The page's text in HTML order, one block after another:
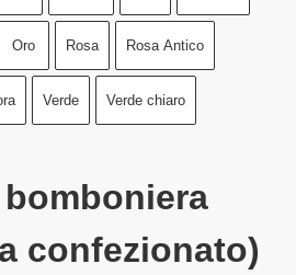
Oro Rosa Rosa Antico
Verde Verde chiaro
confezionato)